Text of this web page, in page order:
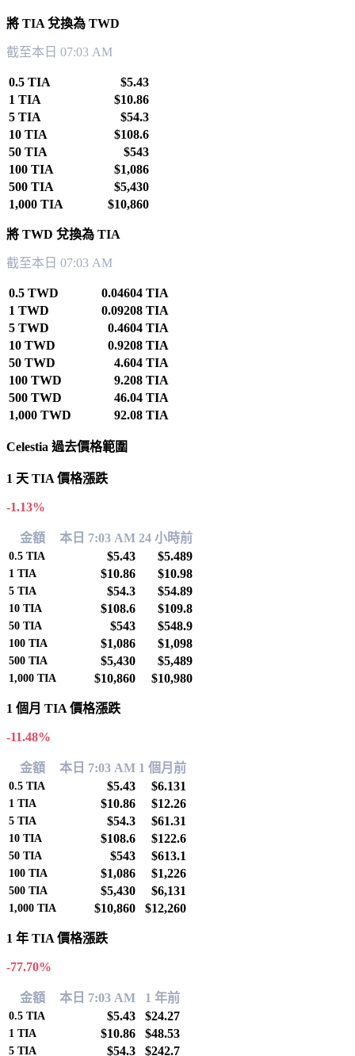
將 TIA 兌換為 TWD
截至本日 07:03 AM
0.5 TIA
$5.43
1 TIA
$10.86
5 TIA
$54.3
10 TIA
$108.6
50 TIA
$543
100 TIA
$1,086
500 TIA
$5,430
1,000 TIA
$10,860
將 TWD 兌換為 TIA
截至本日 07:03 AM
0.5 TWD
0.04604 TIA
1 TWD
0.09208 TIA
5 TWD
0.4604 TIA
10 TWD
0.9208 TIA
50 TWD
4.604 TIA
100 TWD
9.208 TIA
500 TWD
46.04 TIA
1,000 TWD
92.08 TIA
Celestia 過去價格範圍
1 天 TIA 價格漲跌
-1.13%
金額 本日 7:03 AM 24 小時前
0.5 TIA $5.43 $5.489
1 TIA $10.86 $10.98
5 TIA $54.3 $54.89
10 TIA $108.6 $109.8
50 TIA $543 $548.9
100 TIA $1,086 $1,098
500 TIA $5,430 $5,489
1,000 TIA $10,860 $10,980
1 個月 TIA 價格漲跌
-11.48%
金額 本日 7:03 AM 1 個月前
0.5 TIA $5.43 $6.131
1 TIA $10.86 $12.26
5 TIA $54.3 $61.31
10 TIA $108.6 $122.6
50 TIA $543 $613.1
100 TIA $1,086 $1,226
500 TIA $5,430 $6,131
1,000 TIA $10,860 $12,260
1 年 TIA 價格漲跌
-77.70%
金額 本日 7:03 AM 1 年前
0.5 TIA $5.43 $24.27
1 TIA $10.86 $48.53
5 TIA $54.3 $242.7